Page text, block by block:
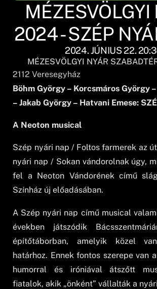
MÉZESVÖLGYI
2024 - SZÉP
2024. JÚNIUS 22.
MÉZESVÖLGYI NYÁR
2112 Veresegyház
Böhm György – Korcsmáros György
– Jakab György – Hatvani Emese:
A Neoton musical
Szép nyári nap / Foltos farmerek az
nyári nap / Sokan vándorolnak úgy,
fel a Neoton Vándorének című
Színház új előadásában.
A Szép nyári nap című musical
években játszódik
építőtáborban, amelyik közel
határhoz. Ennek fontos szerepe van
humorral és iróniával átszőtt
fiatalok, akik „önként” vállalták a